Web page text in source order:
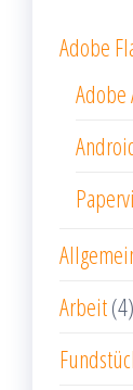
Adobe
Adobe
Arbeit(4)